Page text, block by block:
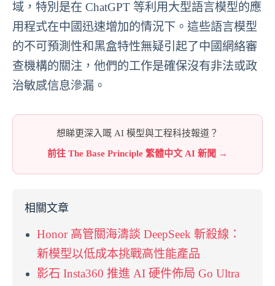
域，特別是在 ChatGPT 等利用大型語言模型的應
用程式在中國迅速增加的情況下。這些語言模型
的不可預測性和黑盒特性無疑引起了中國網絡審
查機構的關注，他們的工作是確保沒有非法或政
治敏感信息滲漏。
想睇更深入嘅 AI 模型與工程科技報道？
前往 The Base Principle 繁體中文 AI 新聞 →
相關文章
Honor 高管關海濤談 DeepSeek 斬殺線：
新模型以低成本挑戰高性能產品
影石 Insta360 推進 AI 硬件佈局 Go Ultra